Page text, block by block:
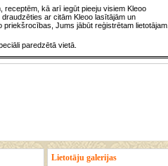
kā arī iegūt pieeju visiem Kleoo
ar citām Kleoo lasītājām un
Jums jābūt reģistrētam lietotājam.
paredzētā vietā.
Lietotāju galerijas